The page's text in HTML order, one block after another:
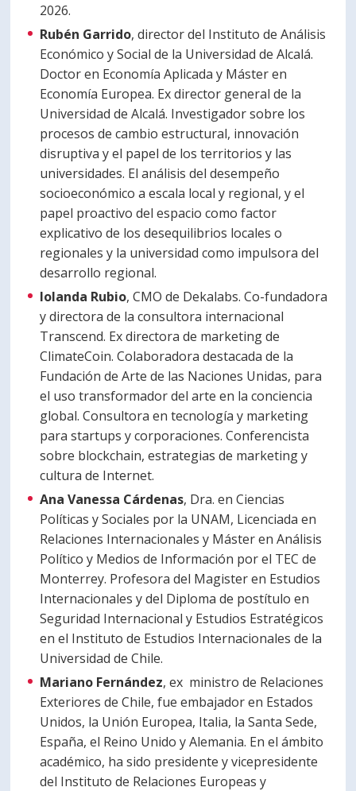
2026.
Rubén Garrido, director del Instituto de Análisis
Económico y Social de la Universidad de Alcalá.
Doctor en Economía Aplicada y Máster en
Economía Europea. Ex director general de la
Universidad de Alcalá. Investigador sobre los
procesos de cambio estructural, innovación
disruptiva y el papel de los territorios y las
universidades. El análisis del desempeño
socioeconómico a escala local y regional, y el
papel proactivo del espacio como factor
explicativo de los desequilibrios locales o
regionales y la universidad como impulsora del
desarrollo regional.
Iolanda Rubio, CMO de Dekalabs. Co-fundadora
y directora de la consultora internacional
Transcend. Ex directora de marketing de
ClimateCoin. Colaboradora destacada de la
Fundación de Arte de las Naciones Unidas, para
el uso transformador del arte en la conciencia
global. Consultora en tecnología y marketing
para startups y corporaciones. Conferencista
sobre blockchain, estrategias de marketing y
cultura de Internet.
Ana Vanessa Cárdenas, Dra. en Ciencias
Políticas y Sociales por la UNAM, Licenciada en
Relaciones Internacionales y Máster en Análisis
Político y Medios de Información por el TEC de
Monterrey. Profesora del Magister en Estudios
Internacionales y del Diploma de postítulo en
Seguridad Internacional y Estudios Estratégicos
en el Instituto de Estudios Internacionales de la
Universidad de Chile.
Mariano Fernández, ex ministro de Relaciones
Exteriores de Chile, fue embajador en Estados
Unidos, la Unión Europea, Italia, la Santa Sede,
España, el Reino Unido y Alemania. En el ámbito
académico, ha sido presidente y vicepresidente
del Instituto de Relaciones Europeas y